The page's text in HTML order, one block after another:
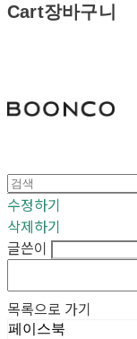
Cart장바구니
수정하기
삭제하기
글쓴이
목록으로 가기
페이스북